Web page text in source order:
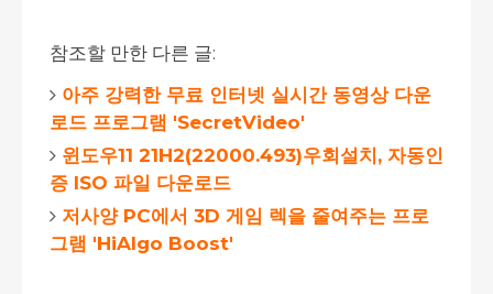
참조할 만한 다른 글:
아주 강력한 무료 인터넷 실시간 동영상 다운
로드 프로그램 'SecretVideo'
윈도우11 21H2(22000.493)우회설치, 자동인
증 ISO 파일 다운로드
저사양 PC에서 3D 게임 렉을 줄여주는 프로
그램 'HiAlgo Boost'